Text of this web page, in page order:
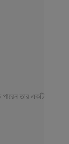
তার একটি